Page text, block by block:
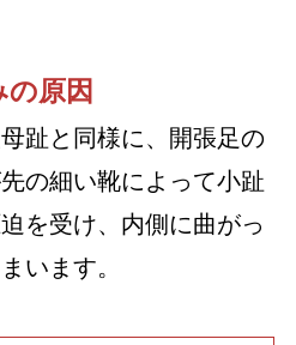
の原因
趾と同様に、開張足の
の細い靴によって小趾
を受け、内側に曲がっ
います。